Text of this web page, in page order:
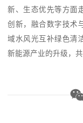
新、生态优先等方面
创新，融合数字技术
域水风光互补绿色清
新能源产业的升级，